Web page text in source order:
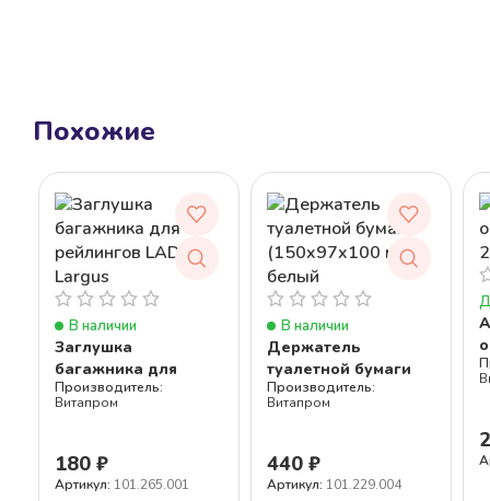
Похожие
Заглушка
багажника для
рейлингов LADA
Largus
Витапром
В наличии
180 ₽
Артикул: 101.265.001
Держатель
туалетной бумаги
(150x97x100 мм),
белый
Витапром
В наличии
440 ₽
Артикул: 101.229.004